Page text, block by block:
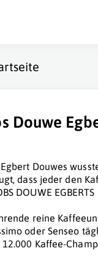
Douwe
Douwes
dass jeder den
DOUWE
reine
oder Senseo
Kaffee-